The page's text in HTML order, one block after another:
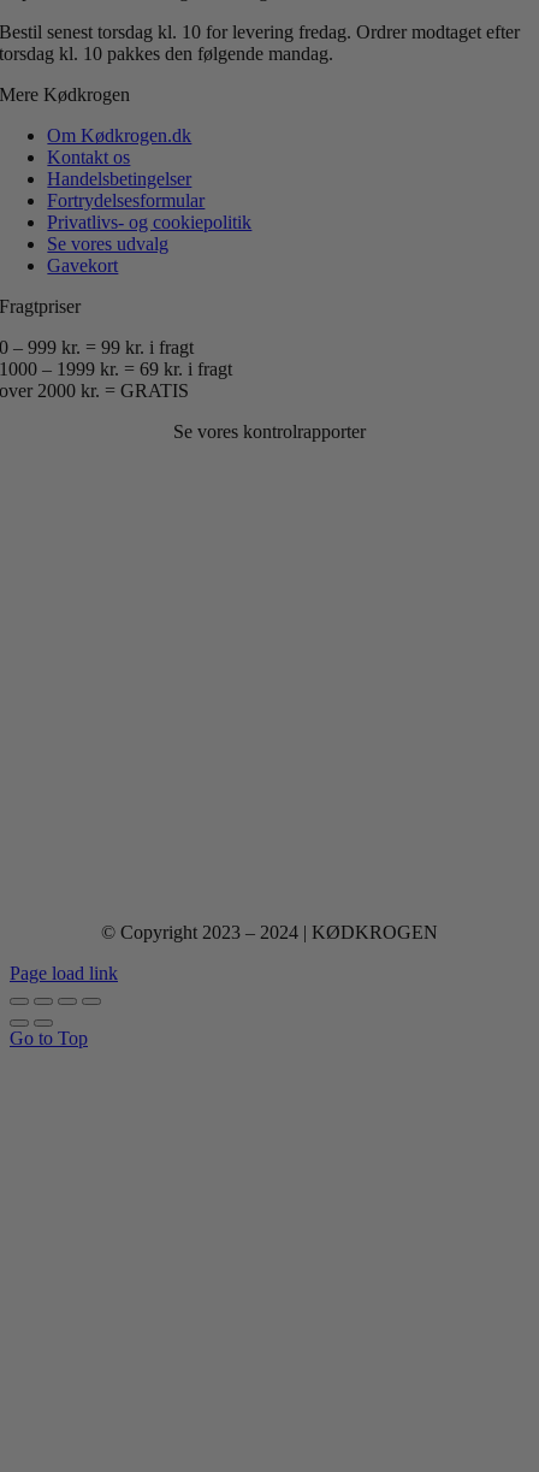
Bestil senest torsdag kl. 10 for levering fredag.Ordrer modtaget efter
torsdag kl. 10 pakkes den følgende mandag.
Mere Kødkrogen
Om Kødkrogen.dk
Kontakt os
Handelsbetingelser
Fortrydelsesformular
Privatlivs- og cookiepolitik
Se vores udvalg
Gavekort
Fragtpriser
0 – 999 kr. = 99 kr. i fragt
1000 – 1999 kr. = 69 kr. i fragt
over 2000 kr. = GRATIS
Se vores kontrolrapporter
© Copyright 2023 – 2024 | KØDKROGEN
Page load link
Go to Top